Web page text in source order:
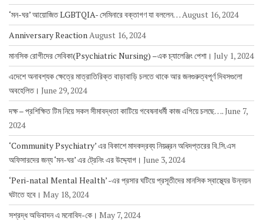
‘মন-ঘর’ আয়োজিত LGBTQIA- সেমিনারে বক্তাগণ যা বললেন…August 16, 2024
Anniversary ReactionAugust 16, 2024
মানসিক রোগীদের সেবিকা(Psychiatric Nursing) –এক চ্যালেঞ্জিং পেশা। July 1, 2024
এদেশে অনাবশ্যক ক্ষেত্রে মাত্রাতিরিক্ত বাড়াবাড়ি চলতে থাকে আর জনগুরুত্বপূর্ণ দিবসগুলো
অবহেলিত। June 29, 2024
দক্ষ – প্রশিক্ষিত টিম নিয়ে সকল সীমাবদ্ধতা কাটিয়ে গবেষনাধর্মী কাজ এগিয়ে চলছে….June 7,
2024
‘Community Psychiatry’ এর বিকাশে মাদকদ্রব্য নিয়ন্ত্রন অধিদপ্তরের বি.সি.এস
অফিসারদের জন্য ‘মন-ঘর’ এর ট্রেনিং এর উদ্দ্যোগ। June 3, 2024
‘Peri-natal Mental Health’ -এর প্রসার ঘটিয়ে প্রসূতীদের মানসিক স্বাস্থ্যের উন্নয়ন
ঘটাতে হবে। May 18, 2024
সশ্রদ্ধ অভিবাদন এ মনোবিদ-কে। May 7, 2024